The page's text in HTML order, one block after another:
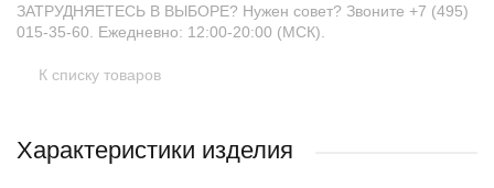
ЗАТРУДНЯЕТЕСЬ В ВЫБОРЕ? Нужен совет? Звоните +7 (495)
015-35-60. Ежедневно: 12:00-20:00 (МСК).
К списку товаров
Характеристики изделия